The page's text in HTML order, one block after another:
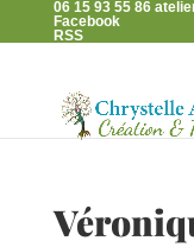
06 15 93 55 86
Facebook
RSS